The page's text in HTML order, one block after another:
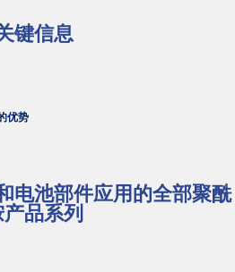
键信息
优势
电池部件应用的全部聚酰
产品系列